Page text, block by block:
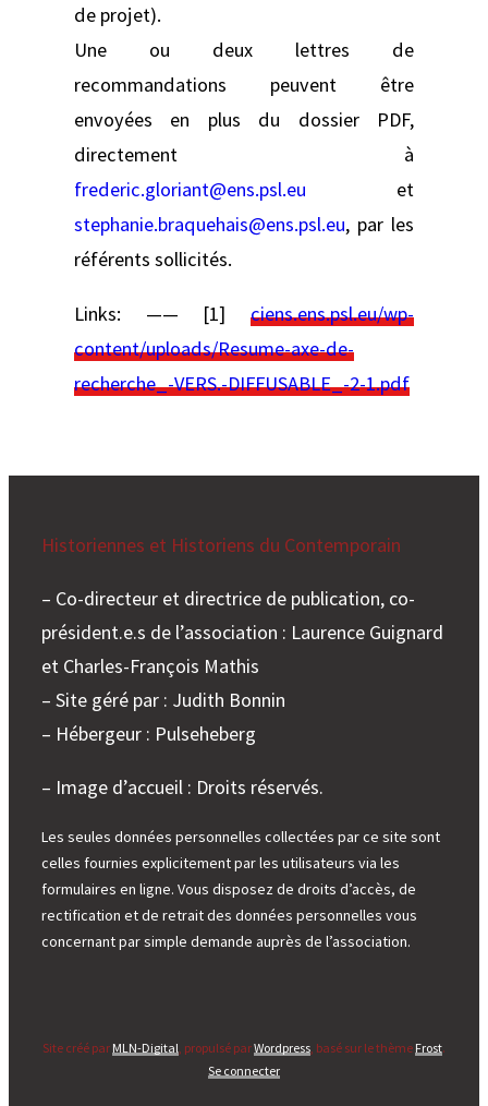
de projet).
Une ou deux lettres de
recommandations peuvent être
envoyées en plus du dossier PDF,
directement à
frederic.gloriant@ens.psl.eu et
stephanie.braquehais@ens.psl.eu, par les
référents sollicités.
Links: —— [1] ciens.ens.psl.eu/wp-
content/uploads/Resume-axe-de-
recherche_-VERS.-DIFFUSABLE_-2-1.pdf
Historiennes et Historiens du Contemporain
– Co-directeur et directrice de publication, co-
président.e.s de l’association : Laurence Guignard
et Charles-François Mathis
– Site géré par : Judith Bonnin
– Hébergeur : Pulseheberg
– Image d’accueil : Droits réservés.
Les seules données personnelles collectées par ce site sont
celles fournies explicitement par les utilisateurs via les
formulaires en ligne. Vous disposez de droits d’accès, de
rectification et de retrait des données personnelles vous
concernant par simple demande auprès de l’association.
Site créé par MLN-Digital, propulsé parWordpress, basé sur le thème Frost.
Se connecter